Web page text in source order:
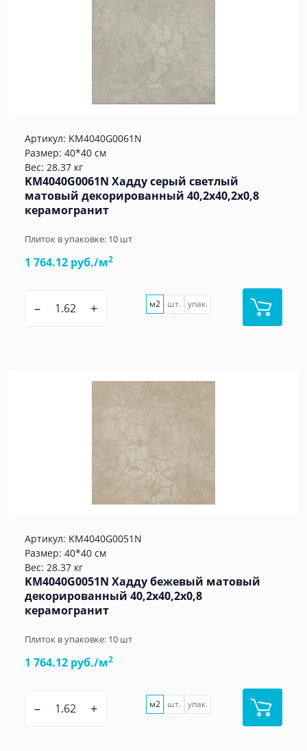
Артикул: KM4040G0061N
Размер: 40*40 см
Вес: 28.37 кг
KM4040G0061N Хадду серый светлый
матовый декорированный 40,2x40,2x0,8
керамогранит
Плиток в упаковке: 10 шт
1 764.12 руб./м2
– + м2 шт. упак.
Артикул: KM4040G0051N
Размер: 40*40 см
Вес: 28.37 кг
KM4040G0051N Хадду бежевый матовый
декорированный 40,2x40,2x0,8
керамогранит
Плиток в упаковке: 10 шт
1 764.12 руб./м2
– + м2 шт. упак.